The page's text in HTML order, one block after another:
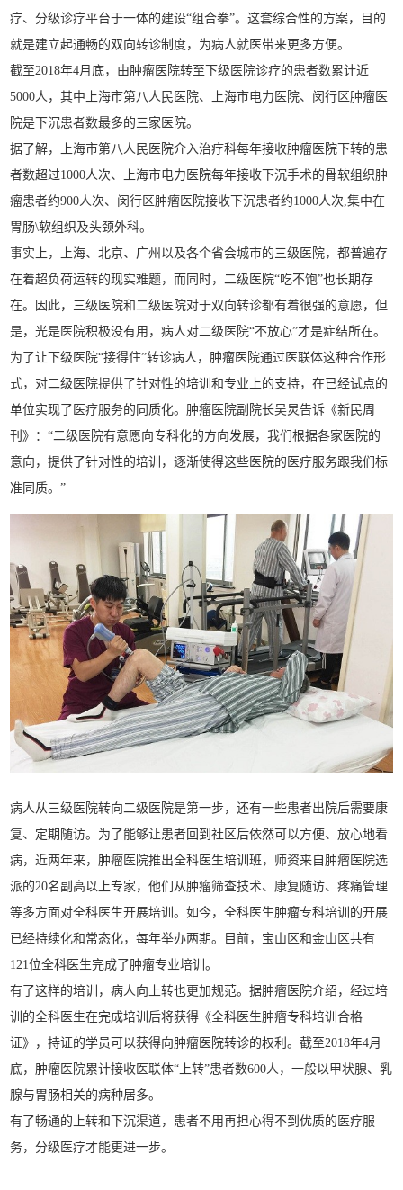
疗、分级诊疗平台于一体的建设“组合拳”。这套综合性的方案，目的
就是建立起通畅的双向转诊制度，为病人就医带来更多方便。
截至2018年4月底，由肿瘤医院转至下级医院诊疗的患者数累计近
5000人，其中上海市第八人民医院、上海市电力医院、闵行区肿瘤医
院是下沉患者数最多的三家医院。
据了解，上海市第八人民医院介入治疗科每年接收肿瘤医院下转的患
者数超过1000人次、上海市电力医院每年接收下沉手术的骨软组织肿
瘤患者约900人次、闵行区肿瘤医院接收下沉患者约1000人次,集中在
胃肠\软组织及头颈外科。
事实上，上海、北京、广州以及各个省会城市的三级医院，都普遍存
在着超负荷运转的现实难题，而同时，二级医院“吃不饱”也长期存
在。因此，三级医院和二级医院对于双向转诊都有着很强的意愿，但
是，光是医院积极没有用，病人对二级医院“不放心”才是症结所在。
为了让下级医院“接得住”转诊病人，肿瘤医院通过医联体这种合作形
式，对二级医院提供了针对性的培训和专业上的支持，在已经试点的
单位实现了医疗服务的同质化。肿瘤医院副院长吴炅告诉《新民周
刊》：“二级医院有意愿向专科化的方向发展，我们根据各家医院的
意向，提供了针对性的培训，逐渐使得这些医院的医疗服务跟我们标
准同质。”
病人从三级医院转向二级医院是第一步，还有一些患者出院后需要康
复、定期随访。为了能够让患者回到社区后依然可以方便、放心地看
病，近两年来，肿瘤医院推出全科医生培训班，师资来自肿瘤医院选
派的20名副高以上专家，他们从肿瘤筛查技术、康复随访、疼痛管理
等多方面对全科医生开展培训。如今，全科医生肿瘤专科培训的开展
已经持续化和常态化，每年举办两期。目前，宝山区和金山区共有
121位全科医生完成了肿瘤专业培训。
有了这样的培训，病人向上转也更加规范。据肿瘤医院介绍，经过培
训的全科医生在完成培训后将获得《全科医生肿瘤专科培训合格
证》，持证的学员可以获得向肿瘤医院转诊的权利。截至2018年4月
底，肿瘤医院累计接收医联体“上转”患者数600人，一般以甲状腺、乳
腺与胃肠相关的病种居多。
有了畅通的上转和下沉渠道，患者不用再担心得不到优质的医疗服
务，分级医疗才能更进一步。